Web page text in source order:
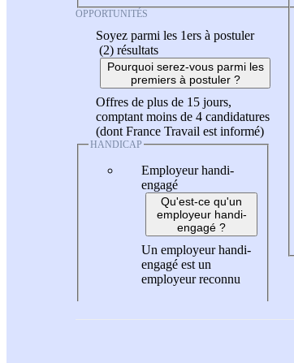
OPPORTUNITÉS
Soyez parmi les 1ers à postuler
(2) résultats
Pourquoi serez-vous parmi les
premiers à postuler ?
Offres de plus de 15 jours,
comptant moins de 4 candidatures
(dont France Travail est informé)
HANDICAP
Employeur handi-
engagé
Qu'est-ce qu'un
employeur handi-
engagé ?
Un employeur handi-
engagé est un
employeur reconnu